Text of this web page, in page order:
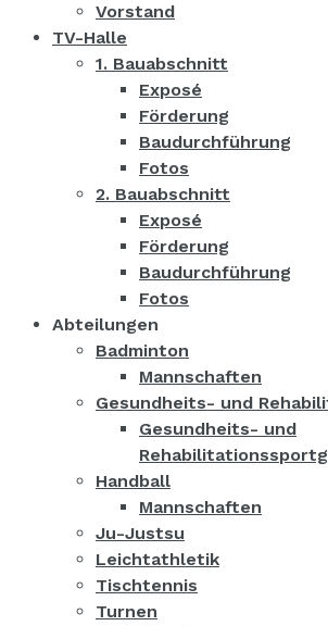
Vorstand
TV-Halle
1. Bauabschnitt
Exposé
Förderung
Baudurchführung
Fotos
2. Bauabschnitt
Exposé
Förderung
Baudurchführung
Fotos
Abteilungen
Badminton
Mannschaften
Gesundheits- und
Gesundheits- und
Handball
Mannschaften
Ju-Justsu
Leichtathletik
Tischtennis
Turnen